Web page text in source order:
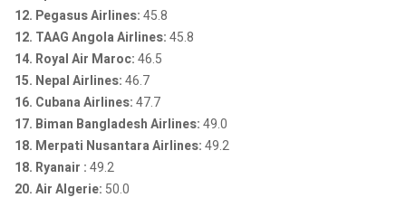
12. Pegasus Airlines:45.8
12. TAAG Angola Airlines:45.8
14. Royal Air Maroc:46.5
15. Nepal Airlines:46.7
16. Cubana Airlines:47.7
17. Biman Bangladesh Airlines:49.0
18. Merpati Nusantara Airlines:49.2
18. Ryanair :49.2
20. Air Algerie: 50.0